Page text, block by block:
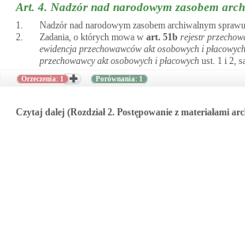
Art. 4. Nadzór nad narodowym zasobem
1.
Nadzór nad narodowym zasobem archiwalnym
2.
Zadania, o których mowa w art. 51b rejestr
ewidencja przechowawców akt osobowych i płacowych
przechowawcy akt osobowych i płacowych ust. 1 i 2,
Orzeczenia: 1 Porównania: 1
Czytaj dalej (Rozdział 2. Postępowanie z materiałami